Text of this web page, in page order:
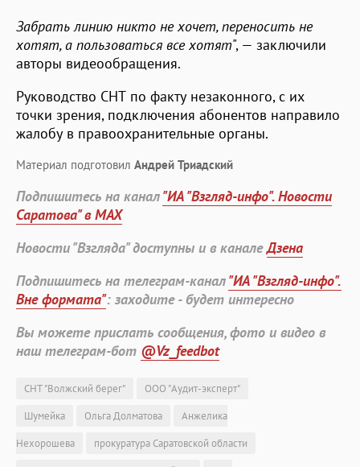
Забрать линию никто не хочет, переносить не
хотят, а пользоваться все хотят", — заключили
авторы видеообращения.
Руководство СНТ по факту незаконного, с их
точки зрения, подключения абонентов направило
жалобу в правоохранительные органы.
Материал подготовил Андрей Триадский
Подпишитесь на канал"ИА "Взгляд-инфо". Новости
Саратова" в MAX
Новости "Взгляда" доступны и в каналеДзена
Подпишитесь на телеграм-канал"ИА "Взгляд-инфо".
Вне формата": заходите - будет интересно
Вы можете прислать сообщения, фото и видео в
наш телеграм-бот @Vz_feedbot
СНТ "Волжский берег"
ООО "Аудит-эксперт"
Шумейка
Ольга Долматова
Анжелика
Нехорошева
прокуратура Саратовской области